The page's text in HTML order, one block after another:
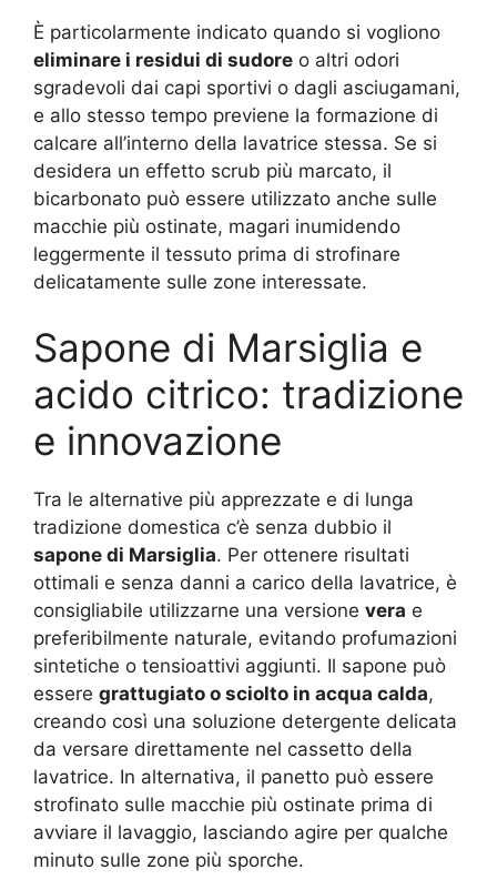
È particolarmente indicato quando si vogliono
eliminare i residui di sudore o altri odori
sgradevoli dai capi sportivi o dagli asciugamani,
e allo stesso tempo previene la formazione di
calcare all’interno della lavatrice stessa. Se si
desidera un effetto scrub più marcato, il
bicarbonato può essere utilizzato anche sulle
macchie più ostinate, magari inumidendo
leggermente il tessuto prima di strofinare
delicatamente sulle zone interessate.
Sapone di Marsiglia e
acido citrico: tradizione
e innovazione
Tra le alternative più apprezzate e di lunga
tradizione domestica c’è senza dubbio il
sapone di Marsiglia. Per ottenere risultati
ottimali e senza danni a carico della lavatrice, è
consigliabile utilizzarne una versione vera e
preferibilmente naturale, evitando profumazioni
sintetiche o tensioattivi aggiunti. Il sapone può
essere grattugiato o sciolto in acqua calda,
creando così una soluzione detergente delicata
da versare direttamente nel cassetto della
lavatrice. In alternativa, il panetto può essere
strofinato sulle macchie più ostinate prima di
avviare il lavaggio, lasciando agire per qualche
minuto sulle zone più sporche.